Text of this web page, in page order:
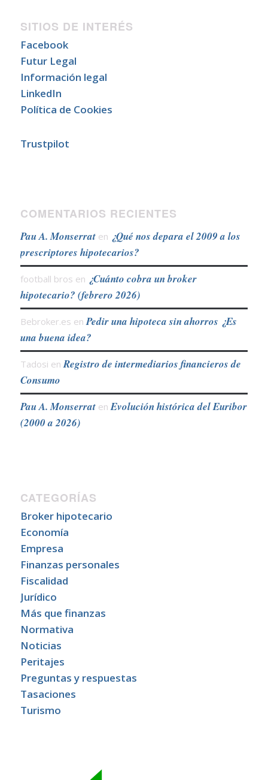
SITIOS DE INTERÉS
Facebook
Futur Legal
Información legal
LinkedIn
Política de Cookies
Trustpilot
COMENTARIOS RECIENTES
Pau A. Monserraten ¿Qué nos depara el 2009 a los
prescriptores hipotecarios?
football bros en ¿Cuánto cobra un broker
hipotecario? (febrero 2026)
Bebroker.es enPedir una hipoteca sin ahorros ¿Es
una buena idea?
Tadosi enRegistro de intermediarios financieros de
Consumo
Pau A. MonserratenEvolución histórica del Euribor
(2000 a 2026)
CATEGORÍAS
Broker hipotecario
Economía
Empresa
Finanzas personales
Fiscalidad
Jurídico
Más que finanzas
Normativa
Noticias
Peritajes
Preguntas y respuestas
Tasaciones
Turismo